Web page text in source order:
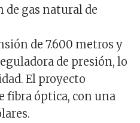
gas natural de
de 7.600 metros y
de presión, lo
El proyecto
fibra óptica, con una